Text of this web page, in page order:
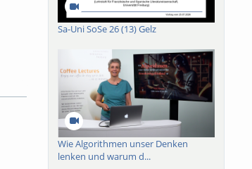
Sa-Uni SoSe 26 (13) Gelz
Wie Algorithmen unser Denken
lenken und warum d...